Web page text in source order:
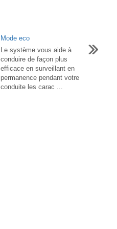
Mode eco
Le système vous aide à
conduire de façon plus
efficace en surveillant en
permanence pendant votre
conduite les carac ...